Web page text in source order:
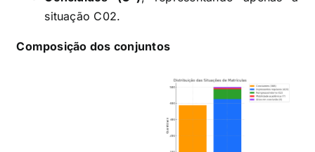
situação C02.
Composição dos conjuntos